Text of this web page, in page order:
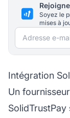
Soyez le
mises à
Adresse e-
Intégration
Un
SolidTrustPay